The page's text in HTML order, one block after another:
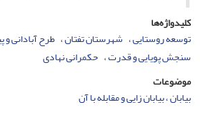
کلیدواژه‌ها
توسعه روستایی شهرستان تفتان طرح آبادانی
سنجش پویایی و قدرت حکمرانی نهادی
موضوعات
بیابان ، بیابان زایی و مقابله با آن